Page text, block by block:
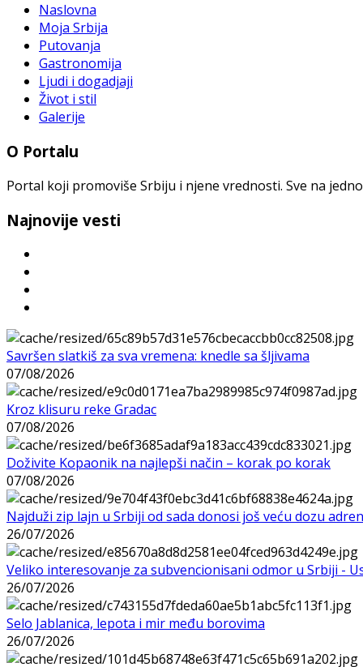
Naslovna
Moja Srbija
Putovanja
Gastronomija
Ljudi i dogadjaji
Život i stil
Galerije
O Portalu
Portal koji promoviše Srbiju i njene vrednosti. Sve na
Najnovije vesti
Savršen slatkiš za sva vremena: knedle sa šljivama
07/08/2026
Kroz klisuru reke Gradac
07/08/2026
Doživite Kopaonik na najlepši način – korak po korak
07/08/2026
Najduži zip lajn u Srbiji od sada donosi još veću dozu
26/07/2026
Veliko interesovanje za subvencionisani odmor u Srbiji -
26/07/2026
Selo Jablanica, lepota i mir među borovima
26/07/2026